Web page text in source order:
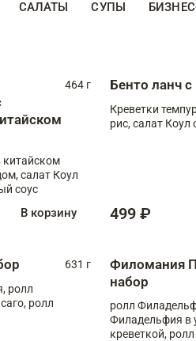
САЛАТЫ СУПЫ
464 г
китайском
салат Коул
соус
В корзину
Бенто ланч
Креветки
рис, салат Коул
499 ₽
631 г
ролл
ролл
Филомания
набор
ролл
Филадельфия в
креветкой,